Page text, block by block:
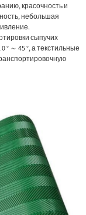
красочность и
небольшая
сыпучих
～ 45 °, а текстильные